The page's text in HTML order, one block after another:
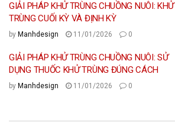
GIẢI PHÁP KHỬ TRÙNG CHUỒNG NUÔI: KHỬ
TRÙNG CUỐI KỲ VÀ ĐỊNH KỲ
by Manhdesign 11/01/2026 0
GIẢI PHÁP KHỬ TRÙNG CHUỒNG NUÔI: SỬ
DỤNG THUỐC KHỬ TRÙNG ĐÚNG CÁCH
by Manhdesign 11/01/2026 0